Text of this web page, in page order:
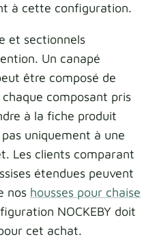
à cette configuration.
et sectionnels
Un canapé
être composé de
composant pris
à la fiche produit
uniquement à une
Les clients comparant
étendues peuvent
nos housses pour chaise
NOCKEBY doit
cet achat.